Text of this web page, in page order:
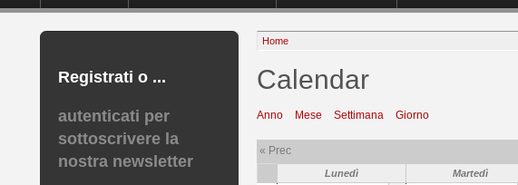
Registrati o ...
autenticati per
sottoscrivere la
nostra newsletter
Home
Calendar
Anno Mese Settimana Giorno
« Prec
Lunedì Martedì